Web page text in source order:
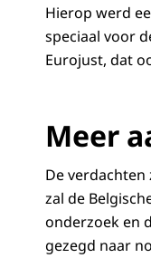
Hierop werd
speciaal voor
Eurojust, dat
Meer
De
zal de
onderzoek en
gezegd naar